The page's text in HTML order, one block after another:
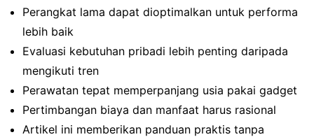
Perangkat lama dapat dioptimalkan untuk performa
lebih baik
Evaluasi kebutuhan pribadi lebih penting daripada
mengikuti tren
Perawatan tepat memperpanjang usia pakai gadget
Pertimbangan biaya dan manfaat harus rasional
Artikel ini memberikan panduan praktis tanpa